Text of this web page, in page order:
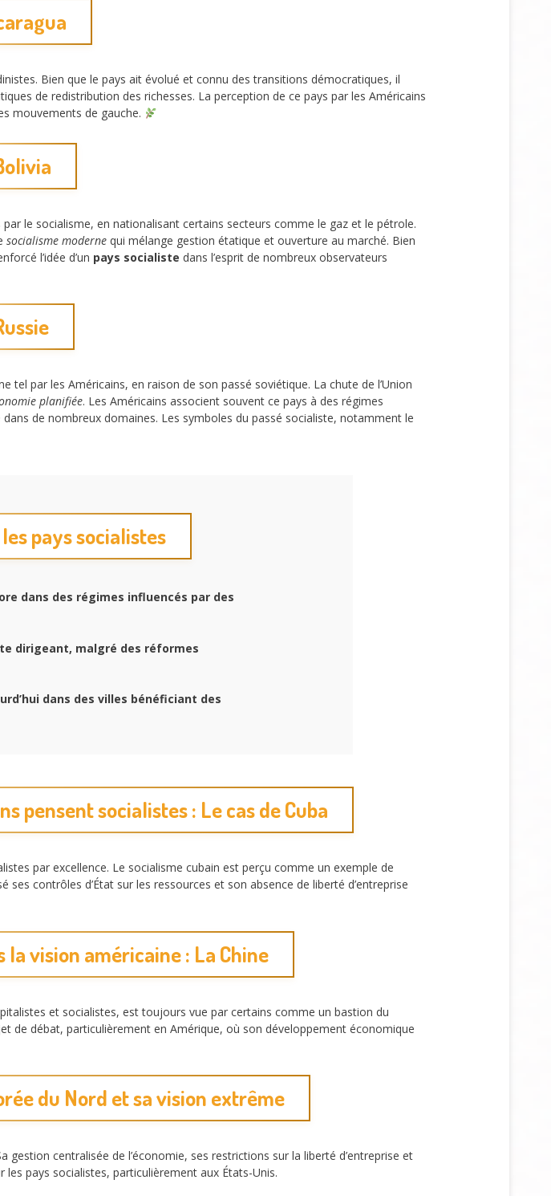
Bien que le pays ait évolué et connu des transitions démocratiques, il
de redistribution des richesses. La perception de ce pays par les Américains
mouvements de gauche.
le socialisme, en nationalisant certains secteurs comme le gaz et le pétrole.
socialisme moderne qui mélange gestion étatique et ouverture au marché. Bien
l’idée d’un pays socialiste dans l’esprit de nombreux observateurs
par les Américains, en raison de son passé soviétique. La chute de l’Union
planifiée. Les Américains associent souvent ce pays à des régimes
de nombreux domaines. Les symboles du passé socialiste, notamment le
pays socialistes
dans des régimes influencés par des
dirigeant, malgré des réformes
dans des villes bénéficiant des
pensent socialistes : Le cas de Cuba
par excellence. Le socialisme cubain est perçu comme un exemple de
contrôles d’État sur les ressources et son absence de liberté d’entreprise
la vision américaine : La Chine
et socialistes, est toujours vue par certains comme un bastion du
de débat, particulièrement en Amérique, où son développement économique
du Nord et sa vision extrême
centralisée de l’économie, ses restrictions sur la liberté d’entreprise et
pays socialistes, particulièrement aux États-Unis.